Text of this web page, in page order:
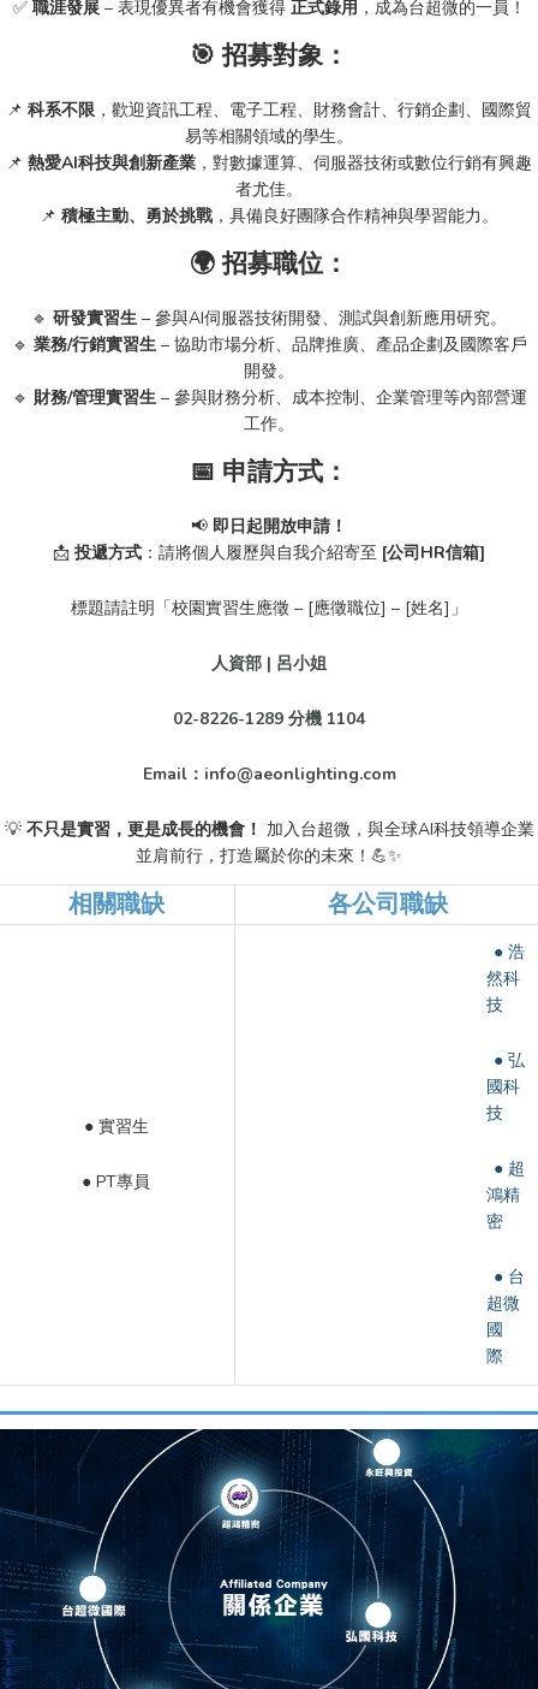
✅ 職涯發展– 表現優異者有機會獲得 正式錄用 ，成為台超微的一員！
🎯 招募對象：
📌 科系不限，歡迎資訊工程、電子工程、財務會計、行銷企劃、國際貿
易等相關領域的學生。
📌 熱愛AI科技與創新產業 ，對數據運算、伺服器技術或數位行銷有興趣
者尤佳。
📌 積極主動、勇於挑戰 ，具備良好團隊合作精神與學習能力。
🌍 招募職位：
🔹 研發實習生 – 參與AI伺服器技術開發、測試與創新應用研究。
🔹 業務/行銷實習生– 協助市場分析、品牌推廣、產品企劃及國際客戶
開發。
🔹 財務/管理實習生– 參與財務分析、成本控制、企業管理等內部營運
工作。
📅 申請方式：
📢 即日起開放申請！
📩 投遞方式 ：請將個人履歷與自我介紹寄至 [公司HR信箱]
標題請註明「校園實習生應徵 – [應徵職位] – [姓名]」
人資部 | 呂小姐
02-8226-1289 分機 1104
Email：info@aeonlighting.com
💡 不只是實習，更是成長的機會！ 加入台超微，與全球AI科技領導企業
並肩前行，打造屬於你的未來！💪✨
相關職缺 各公司職缺
● 實習生
● PT專員
● 浩
然科
技
● 弘
國科
技
● 超
鴻精
密
● 台
超微
國
際